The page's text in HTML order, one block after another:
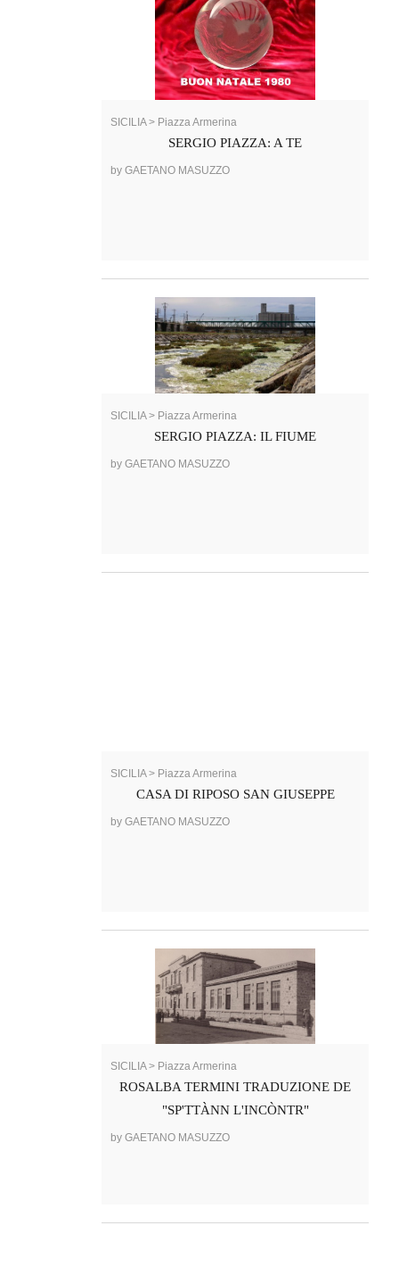
SICILIA > Piazza Armerina
SERGIO PIAZZA: A TE
by GAETANO MASUZZO
SICILIA > Piazza Armerina
SERGIO PIAZZA: IL FIUME
by GAETANO MASUZZO
SICILIA > Piazza Armerina
CASA DI RIPOSO SAN GIUSEPPE
by GAETANO MASUZZO
SICILIA > Piazza Armerina
ROSALBA TERMINI TRADUZIONE DE
"SP'TTÀNN L'INCÒNTR"
by GAETANO MASUZZO